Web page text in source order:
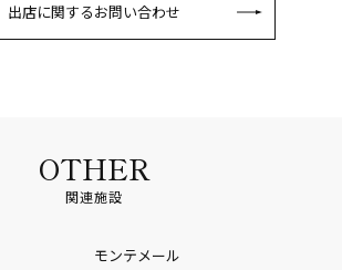
出店に関するお問い合わせ
OTHER
関連施設
モンテメール